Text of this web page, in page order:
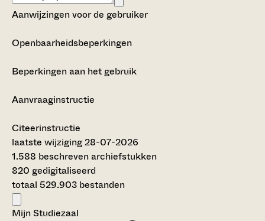
Aanwijzingen voor de gebruiker
Openbaarheidsbeperkingen
Beperkingen aan het gebruik
Aanvraaginstructie
Citeerinstructie
laatste wijziging 28-07-2026
1.588 beschreven archiefstukken
820 gedigitaliseerd
totaal 529.903 bestanden
Mijn Studiezaal